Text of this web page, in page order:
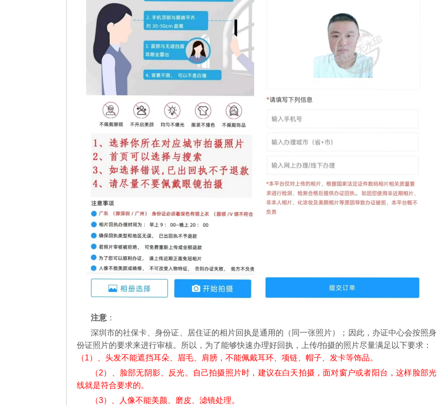
注意 ：
深圳市的社保卡、身份证、居住证的相片回执是通用的（同一张照片）；因此，办证中心会按照身
份证照片的要求来进行审核。所以，为了能够快速办理好回执，上传/拍摄的照片尽量满足以下要求：
（1）、头发不能遮挡耳朵、眉毛、肩膀，不能佩戴耳环、项链、帽子、发卡等饰品。
（2）、脸部无阴影、反光。自己拍摄照片时，建议在白天拍摄，面对窗户或者阳台，这样脸部光
线就是符合要求的。
（3）、人像不能美颜、磨皮、滤镜处理。